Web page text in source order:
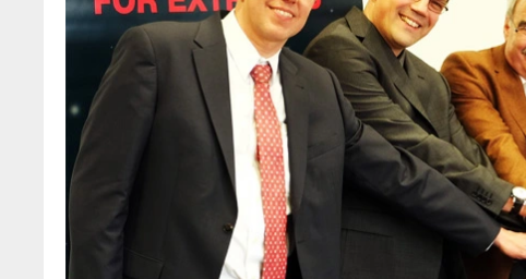
Adlershof Special 29:
Optische Technologien
Neue Ideen Im Photonikzentrum